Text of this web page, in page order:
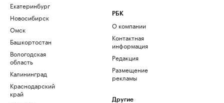
Екатеринбург
Новосибирск
Омск
Башкортостан
Вологодская
область
Калининград
Краснодарский
край
РБК
О компании
Контактная
информация
Редакция
Размещение
рекламы
Другие